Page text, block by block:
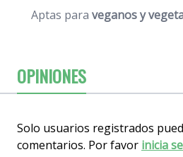
Aptas para veganos y
OPINIONES
Solo usuarios registrados
comentarios. Por favor inicia